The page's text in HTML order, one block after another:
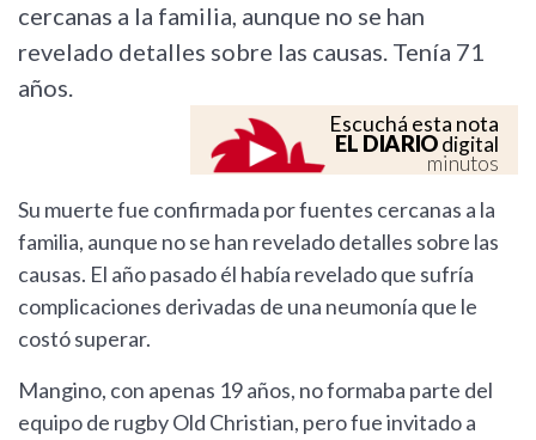
cercanas a la familia, aunque no se han
revelado detalles sobre las causas. Tenía 71
años.
Escuchá esta nota
EL DIARIOdigital
minutos
Su muerte fue confirmada por fuentes cercanas a la
familia, aunque no se han revelado detalles sobre las
causas. El año pasado él había revelado que sufría
complicaciones derivadas de una neumonía que le
costó superar.
Mangino, con apenas 19 años, no formaba parte del
equipo de rugby Old Christian, pero fue invitado a